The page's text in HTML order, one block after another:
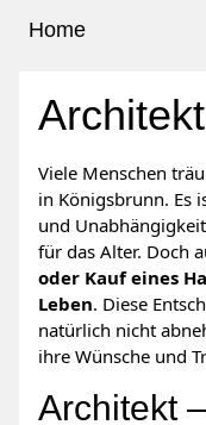
Home
Viele Menschen
in Königsbrunn. Es
und
für das Alter. Doch
oder Kauf eines
Leben. Diese
natürlich nicht
ihre Wünsche und
Architekt